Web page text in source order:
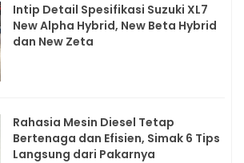
Intip Detail Spesifikasi Suzuki XL7
New Alpha Hybrid, New Beta Hybrid
dan New Zeta
Rahasia Mesin Diesel Tetap
Bertenaga dan Efisien, Simak 6 Tips
Langsung dari Pakarnya